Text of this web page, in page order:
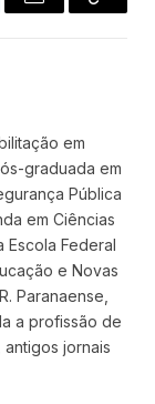
Email
Copy
em
graduada em
Pública
em Ciências
Escola Federal
e Novas
Paranaense,
a profissão de
jornais